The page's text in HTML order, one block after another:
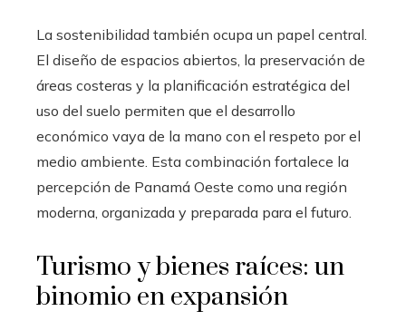
La sostenibilidad también ocupa un papel central.
El diseño de espacios abiertos, la preservación de
áreas costeras y la planificación estratégica del
uso del suelo permiten que el desarrollo
económico vaya de la mano con el respeto por el
medio ambiente. Esta combinación fortalece la
percepción de Panamá Oeste como una región
moderna, organizada y preparada para el futuro.
Turismo y bienes raíces: un
binomio en expansión